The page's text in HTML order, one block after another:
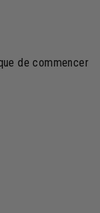
de commencer